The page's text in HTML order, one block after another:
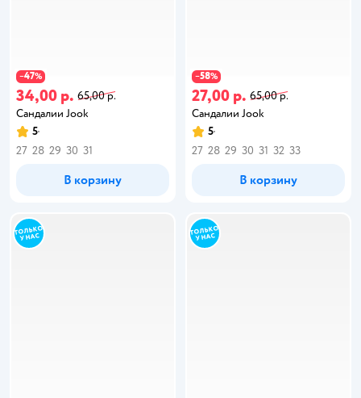
−47%
34,00 р. 65,00 р.
Сандалии Jook
5
27 28 29 30 31
В корзину
−58%
27,00 р. 65,00 р.
Сандалии Jook
5
27 28 29 30 31 32 33
В корзину